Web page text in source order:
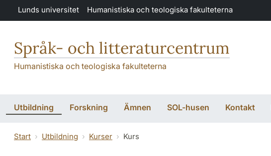
Hoppa till huvudinnehåll
Lunds universitet Humanistiska och teologiska fakulteterna
Språk- och litteraturcentrum
Humanistiska och teologiska fakulteterna
Utbildning Forskning Ämnen SOL-husen Kontakt
Start Utbildning Kurser Kurs